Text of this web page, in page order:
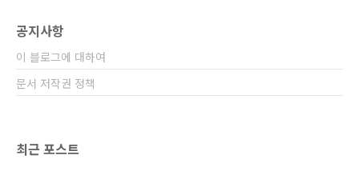
공지사항
이 블로그에 대하여
문서 저작권 정책
최근 포스트